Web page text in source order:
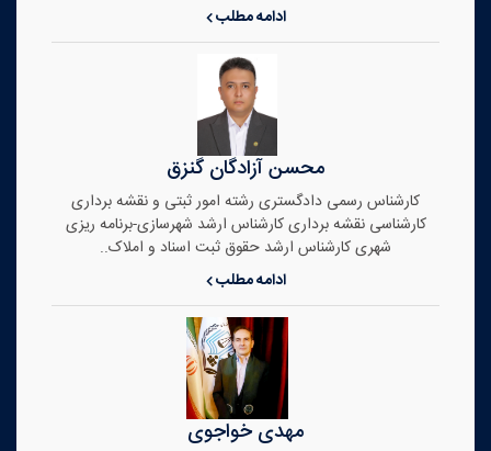
ادامه مطلب
محسن آزادگان گنزق
کارشناس رسمی دادگستری رشته امور ثبتی و نقشه برداری
کارشناسی نقشه برداری کارشناس ارشد شهرسازی-برنامه ریزی
شهری کارشناس ارشد حقوق ثبت اسناد و املاک..
ادامه مطلب
مهدی خواجوی